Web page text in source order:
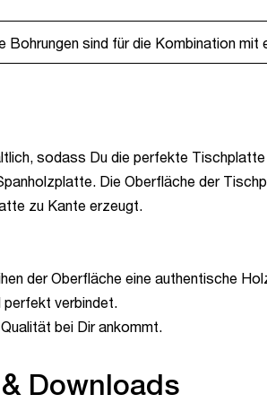
sind für die Kombination mit
sodass Du die perfekte
Die Oberfläche der
zu Kante erzeugt.
der Oberfläche eine authentische
perfekt verbindet.
bei Dir ankommt.
Downloads